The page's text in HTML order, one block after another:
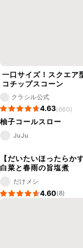
一口サイズ！スクエア
コチップスコーン
クラシル公式
4.63(660)
柚子コールスロー
JuJu
【だいたいほったらか
白菜と春雨の旨塩煮
だけメシ
4.60(8)